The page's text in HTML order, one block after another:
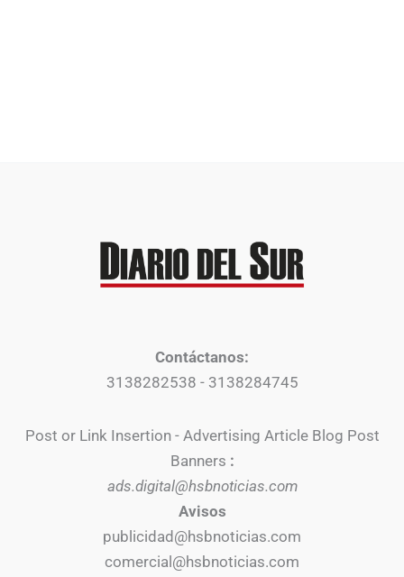
Contáctanos:
3138282538 - 3138284745
Post or Link Insertion - Advertising Article Blog Post
Banners :
ads.digital@hsbnoticias.com
Avisos
publicidad@hsbnoticias.com
comercial@hsbnoticias.com